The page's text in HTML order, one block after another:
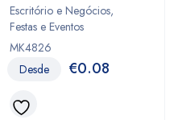
Escritório e Negócios,
Festas e Eventos
MK4826
Desde €0.08